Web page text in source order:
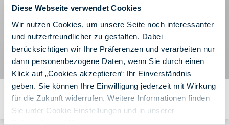
Diese Webseite verwendet Cookies
Wir nutzen Cookies, um unsere Seite noch interessanter
und nutzerfreundlicher zu gestalten. Dabei
berücksichtigen wir Ihre Präferenzen und verarbeiten nur
dann personenbezogene Daten, wenn Sie durch einen
Klick auf „Cookies akzeptieren“ Ihr Einverständnis
geben. Sie können Ihre Einwilligung jederzeit mit Wirkung
für die Zukunft widerrufen. Weitere Informationen finden
Sie unter Cookie Einstellungen und in unserer
Whitepaper zur Studie Hybrid Work & Collaboration 2023